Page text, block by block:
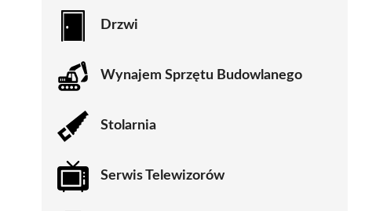
Drzwi
Wynajem Sprzętu Budowlanego
Stolarnia
Serwis Telewizorów